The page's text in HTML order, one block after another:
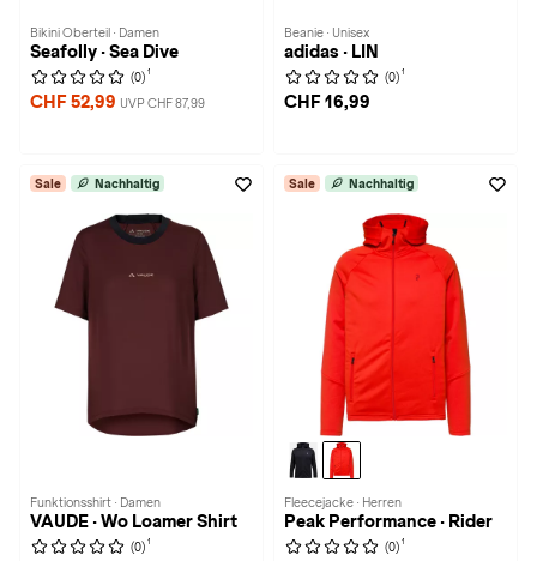
Bikini Oberteil · Damen
Seafolly · Sea Dive
(0) 1
CHF 52,99 UVP CHF 87,99
Beanie · Unisex
adidas · LIN
(0) 1
CHF 16,99
Sale Nachhaltig
Funktionsshirt · Damen
VAUDE · Wo Loamer Shirt
(0) 1
Sale Nachhaltig
Fleecejacke · Herren
Peak Performance · Rider
(0) 1